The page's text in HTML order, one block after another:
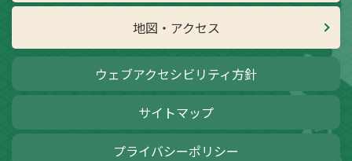
地図・アクセス
ウェブアクセシビリティ方針
サイトマップ
プライバシーポリシー